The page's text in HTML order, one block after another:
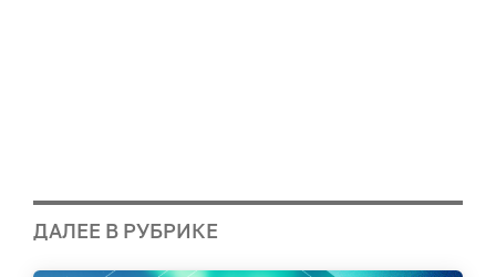
ДАЛЕЕ В РУБРИКЕ